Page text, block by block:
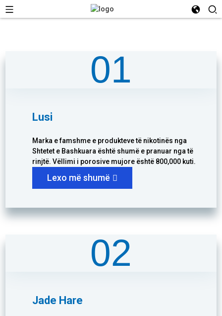
01
Lusi
Marka e famshme e produkteve të nikotinës nga
Shtetet e Bashkuara është shumë e pranuar nga të
rinjtë. Vëllimi i porosive mujore është 800,000 kuti.
Lexo më shumë
02
Jade Hare